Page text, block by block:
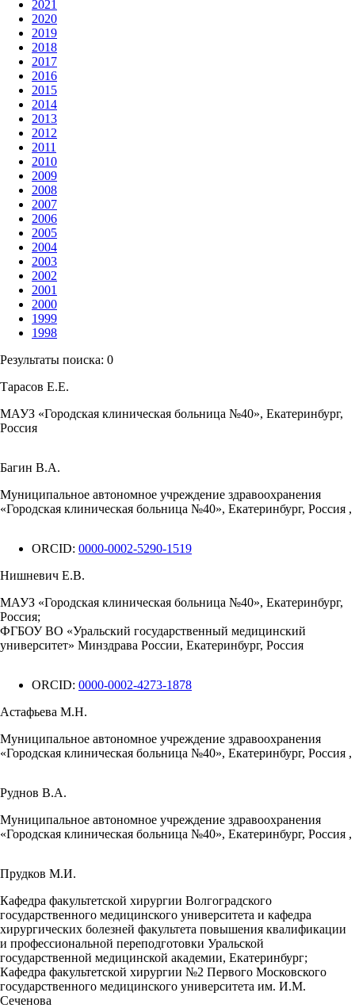
2021
2020
2019
2018
2017
2016
2015
2014
2013
2012
2011
2010
2009
2008
2007
2006
2005
2004
2003
2002
2001
2000
1999
1998
Результаты поиска: 0
Тарасов Е.Е.
МАУЗ «Городская клиническая больница №40», Екатеринбург,
Россия
Багин В.А.
Муниципальное автономное учреждение здравоохранения
«Городская клиническая больница №40», Екатеринбург, Россия ,
ORCID: 0000-0002-5290-1519
Нишневич Е.В.
МАУЗ «Городская клиническая больница №40», Екатеринбург,
Россия;
ФГБОУ ВО «Уральский государственный медицинский
университет» Минздрава России, Екатеринбург, Россия
ORCID: 0000-0002-4273-1878
Астафьева М.Н.
Муниципальное автономное учреждение здравоохранения
«Городская клиническая больница №40», Екатеринбург, Россия ,
Руднов В.А.
Муниципальное автономное учреждение здравоохранения
«Городская клиническая больница №40», Екатеринбург, Россия ,
Прудков М.И.
Кафедра факультетской хирургии Волгоградского
государственного медицинского университета и кафедра
хирургических болезней факультета повышения квалификации
и профессиональной переподготовки Уральской
государственной медицинской академии, Екатеринбург;
Кафедра факультетской хирургии №2 Первого Московского
государственного медицинского университета им. И.М.
Сеченова